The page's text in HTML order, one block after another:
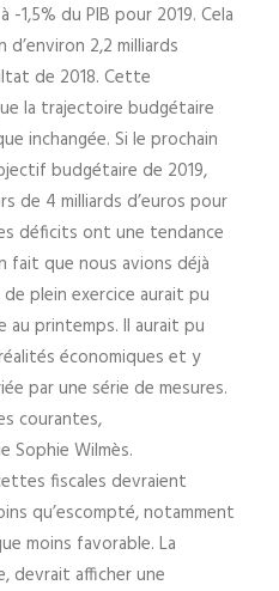
1,5% du PIB pour 2019. Cela
2,2 milliards
de 2018. Cette
la trajectoire budgétaire
inchangée. Si le prochain
budgétaire de 2019,
de 4 milliards d’euros pour
déficits ont une tendance
fait que nous avions déjà
plein exercice aurait pu
printemps. Il aurait pu
économiques et y
par une série de mesures.
courantes,
Sophie Wilmès.
fiscales devraient
qu’escompté, notamment
moins favorable. La
devrait afficher une